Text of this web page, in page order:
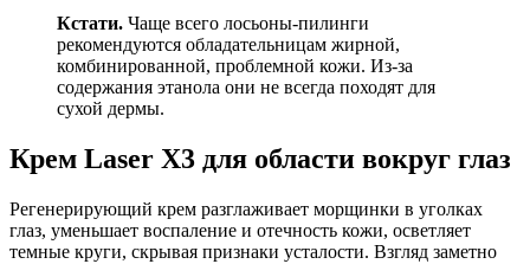
Кстати. Чаще всего лосьоны-пилинги
рекомендуются обладательницам жирной,
комбинированной, проблемной кожи. Из-за
содержания этанола они не всегда походят для
сухой дермы.
Крем Laser X3 для области вокруг глаз
Регенерирующий крем разглаживает морщинки в уголках
глаз, уменьшает воспаление и отечность кожи, осветляет
темные круги, скрывая признаки усталости. Взгляд заметно